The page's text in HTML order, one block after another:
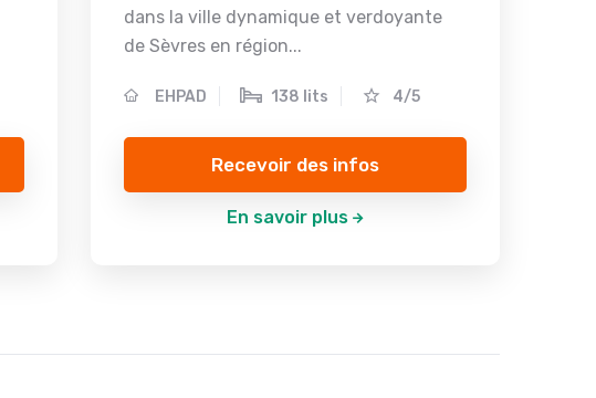
dans la ville dynamique et verdoyante
de Sèvres en région...
EHPAD 138 lits 4/5
Recevoir des infos
En savoir plus